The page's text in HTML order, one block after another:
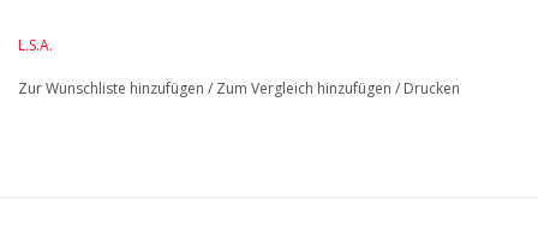
L.S.A.
Zur Wunschliste hinzufügen / Zum Vergleich hinzufügen / Drucken